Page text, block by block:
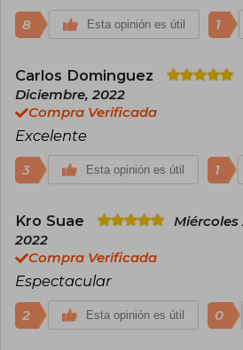
8 Esta opinión es útil 1
Carlos Dominguez
Diciembre, 2022
Compra Verificada
Excelente
3 Esta opinión es útil 1
Kro Suae
Miércoles
2022
Compra Verificada
Espectacular
2 Esta opinión es útil 0